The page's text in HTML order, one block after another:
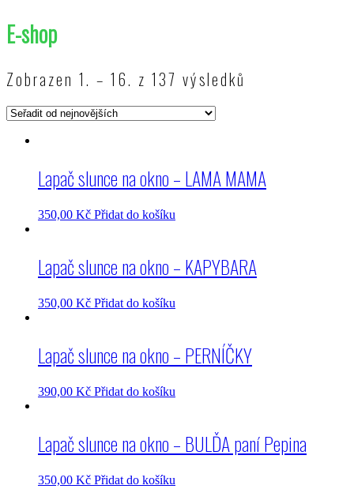
E-shop
Zobrazen 1. – 16. z 137 výsledků
Lapač slunce na okno – LAMA MAMA
350,00 Kč Přidat do košíku
Lapač slunce na okno – KAPYBARA
350,00 Kč Přidat do košíku
Lapač slunce na okno – PERNÍČKY
390,00 Kč Přidat do košíku
Lapač slunce na okno – BULĎA paní Pepina
350,00 Kč Přidat do košíku